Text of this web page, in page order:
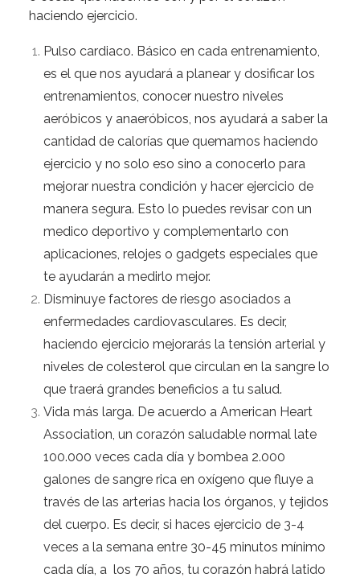
haciendo ejercicio.
Pulso cardiaco. Básico en cada entrenamiento,
es el que nos ayudará a planear y dosificar los
entrenamientos, conocer nuestro niveles
aeróbicos y anaeróbicos, nos ayudará a saber la
cantidad de calorías que quemamos haciendo
ejercicio y no solo eso sino a conocerlo para
mejorar nuestra condición y hacer ejercicio de
manera segura. Esto lo puedes revisar con un
medico deportivo y complementarlo con
aplicaciones, relojes o gadgets especiales que
te ayudarán a medirlo mejor.
Disminuye factores de riesgo asociados a
enfermedades cardiovasculares. Es decir,
haciendo ejercicio mejorarás la tensión arterial y
niveles de colesterol que circulan en la sangre lo
que traerá grandes beneficios a tu salud.
Vida más larga. De acuerdo a American Heart
Association, un corazón saludable normal late
100.000 veces cada día y bombea 2.000
galones de sangre rica en oxígeno que fluye a
través de las arterias hacia los órganos, y tejidos
del cuerpo. Es decir, si haces ejercicio de 3-4
veces a la semana entre 30-45 minutos mínimo
cada día, a los 70 años, tu corazón habrá latido